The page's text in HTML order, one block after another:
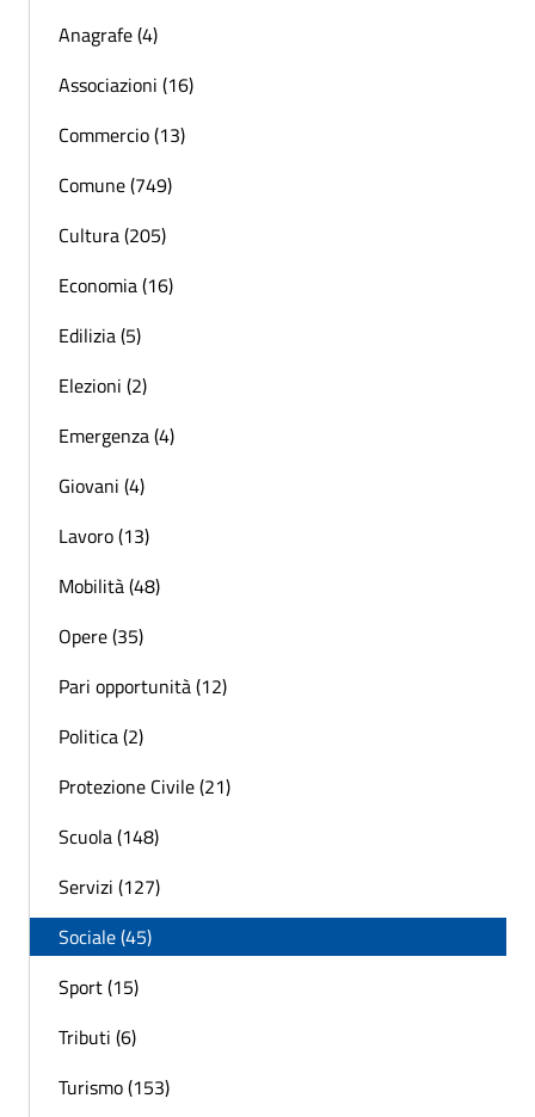
Anagrafe (4)
Associazioni (16)
Commercio (13)
Comune (749)
Cultura (205)
Economia (16)
Edilizia (5)
Elezioni (2)
Emergenza (4)
Giovani (4)
Lavoro (13)
Mobilità (48)
Opere (35)
Pari opportunità (12)
Politica (2)
Protezione Civile (21)
Scuola (148)
Servizi (127)
Sociale (45)
Sport (15)
Tributi (6)
Turismo (153)